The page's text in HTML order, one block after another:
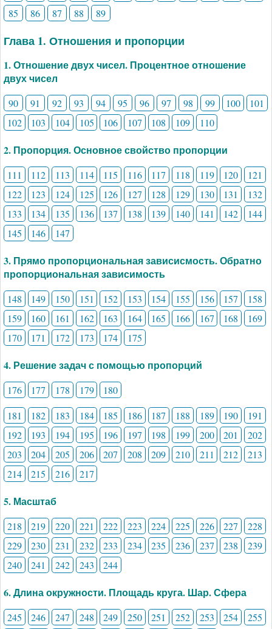
85 86 87 88 89
Глава 1. Отношения и пропорции
1. Отношение двух чисел. Процентное отношение
двух чисел
90 91 92 93 94 95 96 97 98 99 100
101
102
103 104 105 106 107 108 109 110
2. Пропорция. Основное свойство пропорции
111 112 113 114 115 116 117 118 119 120
121
122
123 124 125 126 127 128 129 130 131
132
133
134 135 136 137 138 139 140 141 142
144
145
146 147
3. Прямо пропорциональная зависисмость. Обратно
пропорциональная зависимость
148 149 150 151 152 153 154 155 156 157
158
159
160 161 162 163 164 165 166 167 168
169
170
171 172 173 174 175
4. Решение задач с помощью пропорций
176 177 178 179
180
181
182 183 184 185 186 187 188 189 190
191
192
193 194 195 196 197 198 199 200 201
202
203
204 205 206 207 208 209 210 211 212
213
214
215 216 217
5. Масштаб
218 219 220 221 222 223 224 225 226 227
228
229
230 231 232 233 234 235 236 237 238
239
240
241 242 243 244
6. Длина окружности. Площадь круга. Шар. Сфера
245 246 247 248 249 250 251 252 253 254
255